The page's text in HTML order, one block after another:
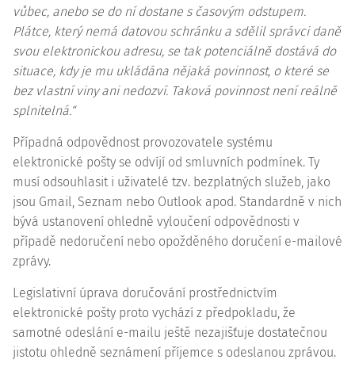
vůbec, anebo se do ní dostane s časovým odstupem.
Plátce, který nemá datovou schránku a sdělil správci daně
svou elektronickou adresu, se tak potenciálně dostává do
situace, kdy je mu ukládána nějaká povinnost, o které se
bez vlastní viny ani nedozví. Taková povinnost není reálně
splnitelná.“
Případná odpovědnost provozovatele systému
elektronické pošty se odvíjí od smluvních podmínek. Ty
musí odsouhlasit i uživatelé tzv. bezplatných služeb, jako
jsou Gmail, Seznam nebo Outlook apod. Standardně v nich
bývá ustanovení ohledně vyloučení odpovědnosti v
případě nedoručení nebo opožděného doručení e-mailové
zprávy.
Legislativní úprava doručování prostřednictvím
elektronické pošty proto vychází z předpokladu, že
samotné odeslání e-mailu ještě nezajišťuje dostatečnou
jistotu ohledně seznámení příjemce s odeslanou zprávou.